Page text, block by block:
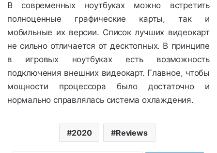
В современных ноутбуках можно встретить
полноценные графические карты, так и
мобильные их версии. Список лучших видеокарт
не сильно отличается от десктопных. В принципе
в игровых ноутбуках есть возможность
подключения внешних видеокарт. Главное, чтобы
мощности процессора было достаточно и
нормально справлялась система охлаждения.
2020 Reviews